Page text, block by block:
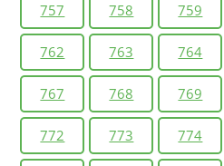
757 758 759
762 763 764
767 768 769
772 773 774